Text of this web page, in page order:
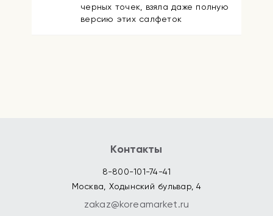
черных точек, взяла даже полную
версию этих салфеток
Контакты
8-800-101-74-41
Москва, Ходынский бульвар, 4
zakaz@koreamarket.ru